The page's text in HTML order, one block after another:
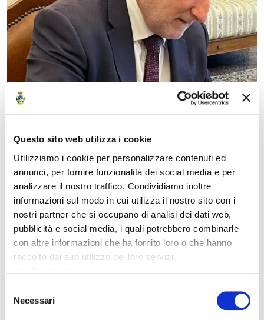
Questo sito web utilizza i cookie
Utilizziamo i cookie per personalizzare contenuti ed
annunci, per fornire funzionalità dei social media e per
analizzare il nostro traffico. Condividiamo inoltre
informazioni sul modo in cui utilizza il nostro sito con i
nostri partner che si occupano di analisi dei dati web,
pubblicità e social media, i quali potrebbero combinarle
con altre informazioni che ha fornito loro o che hanno
raccolto dal suo utilizzo dei loro servizi.
delNecessari